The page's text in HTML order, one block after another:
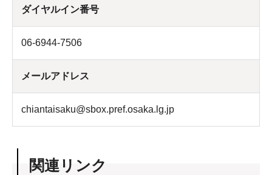
ダイヤルイン番号
06-6944-7506
メールアドレス
chiantaisaku@sbox.pref.osaka.lg.jp
関連リンク